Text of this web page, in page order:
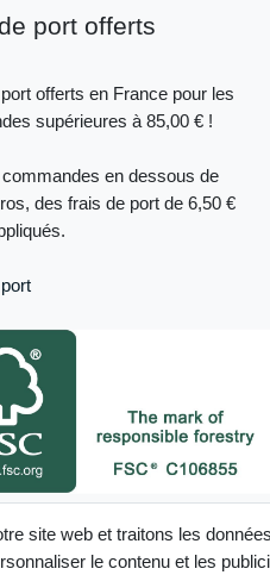
port offerts
offerts en France pour les
supérieures à 85,00 € !
en dessous de
des frais de port de 6,50 €
désignés comme tels sur ce site
certifiés FSC®
site web et traitons les
le contenu et les